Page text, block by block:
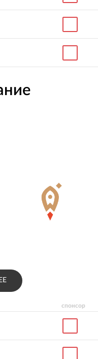
спонсор